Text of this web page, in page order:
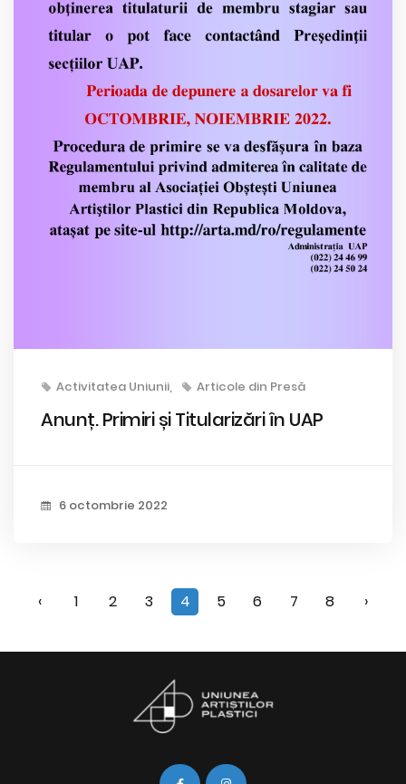
Activitatea Uniunii Articole din Presă
Anunț. Primiri și Titularizări în UAP
6 octombrie 2022
‹ 1 2 3 4 5 6 7 8 ›